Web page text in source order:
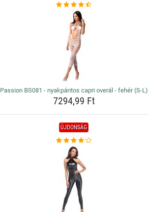
Passion BS081 - nyakpántos capri overál - fehér (S-L)
7294,99 Ft
ÚJDONSÁG